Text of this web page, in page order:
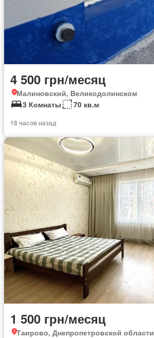
4 500 грн/месяц
Малиновский, Великодолинском
3 Комнаты
70 кв.м
18 часов назад
1 500 грн/месяц
Таирово, Днепропетровской области